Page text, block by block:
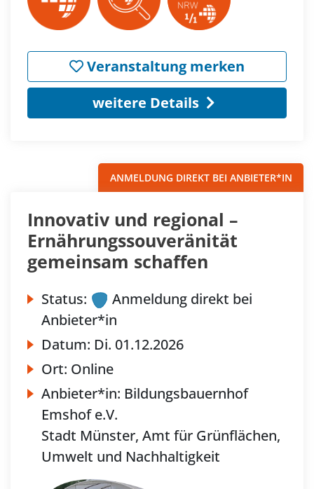
Veranstaltung merken
weitere Details
ANMELDUNG DIREKT BEI ANBIETER*IN
Innovativ und regional –
Ernährungssouveränität
gemeinsam schaffen
Status:
Anmeldung direkt bei
Anbieter*in
Datum: Di. 01.12.2026
Ort: Online
Anbieter*in: Bildungsbauernhof
Emshof e.V.
Stadt Münster, Amt für Grünflächen,
Umwelt und Nachhaltigkeit